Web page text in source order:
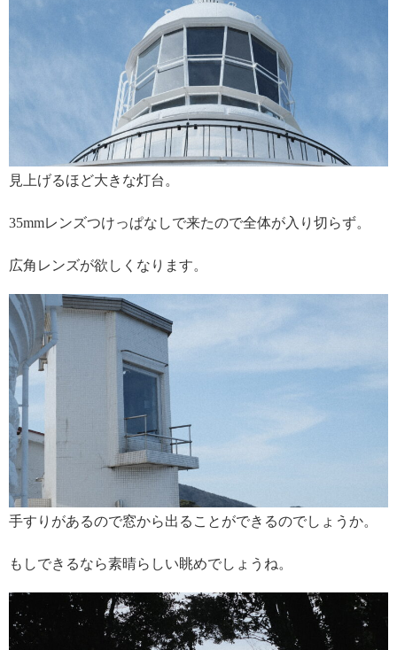
見上げるほど大きな灯台。
35mmレンズつけっぱなしで来たので全体が入り切らず。
広角レンズが欲しくなります。
手すりがあるので窓から出ることができるのでしょうか。
もしできるなら素晴らしい眺めでしょうね。